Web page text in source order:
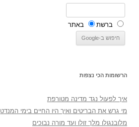
ברשת באתר
הרשומות הכי נצפות
איך לפעול נגד מדינה מטורפת
מי גרש את הבריטים ואיך היו החיים בימי המנדט
מלובנגולו מלך זולו ועד מורה נבוכים